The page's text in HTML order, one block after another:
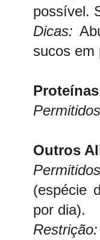
possível.
Dicas:
sucos em
Outros
(espécie
por dia).
Restrição: